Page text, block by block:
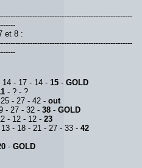
et 8 :
- 17 - 14 - 15 - GOLD
- ? - ?
- 27 - 42 - out
- 27 - 32 - 38 - GOLD
- 12 - 12 - 23
- 18 - 21 - 27 - 33 - 42
- GOLD